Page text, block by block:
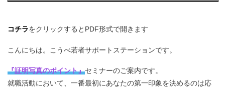
コチラをクリックするとPDF形式で開きます
こんにちは。こうべ若者サポートステーションです。
『証明写真のポイント』セミナーのご案内です。
就職活動において、一番最初にあなたの第一印象を決めるのは応